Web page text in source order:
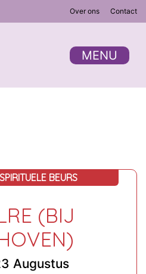
Over ons Contact
MENU
BEURS
(BIJ
Augustus